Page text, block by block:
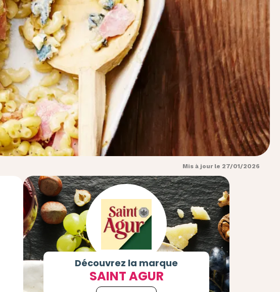
Mis à jour le 27/01/2026
Découvrez la marque
SAINT AGUR